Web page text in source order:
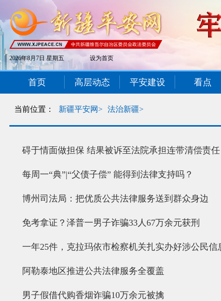
2026年8月7日 星期五 设为首页
首页 高层动态 平安建设 看点
当前位置： 新疆平安网> 法治新疆>
碍于情面做担保 结果被诉至法院承担连带清偿责任
每周一“典”|“父债子偿” 能得到法律支持吗？
博州司法局：把优质公共法律服务送到群众身边
免考拿证？泽普一男子诈骗33人67万余元获刑
一年25件，克拉玛依市检察机关扎实办好涉公民信
阿勒泰地区推进公共法律服务全覆盖
男子假借代购香烟诈骗10万余元被擒